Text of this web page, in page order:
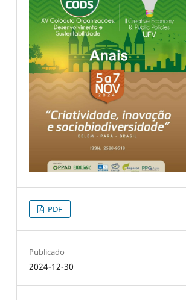
PDF
Publicado
2024-12-30